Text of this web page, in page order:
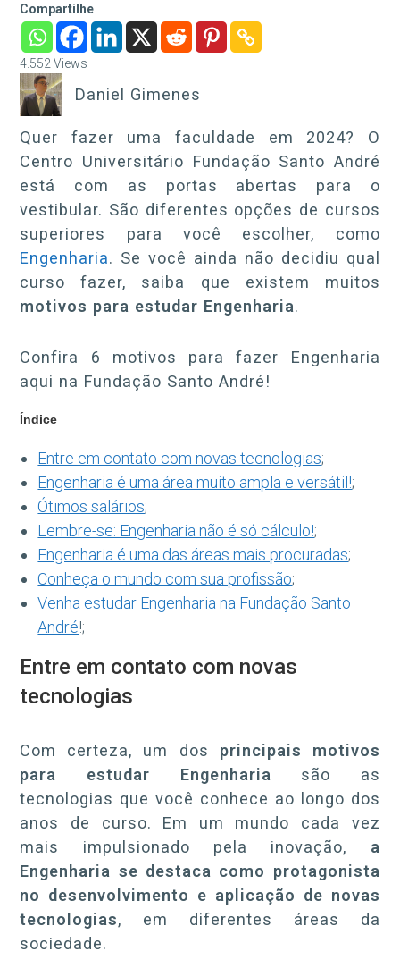
Compartilhe
4.552 Views
Daniel Gimenes
Quer fazer uma faculdade em 2024? O
Centro Universitário Fundação Santo André
está com as portas abertas para o
vestibular. São diferentes opções de cursos
superiores para você escolher, como
Engenharia. Se você ainda não decidiu qual
curso fazer, saiba que existem muitos
motivos para estudar Engenharia.
Confira 6 motivos para fazer Engenharia
aqui na Fundação Santo André!
Índice
Entre em contato com novas tecnologias;
Engenharia é uma área muito ampla e versátil!;
Ótimos salários;
Lembre-se: Engenharia não é só cálculo!;
Engenharia é uma das áreas mais procuradas;
Conheça o mundo com sua profissão;
Venha estudar Engenharia na Fundação Santo
André!;
Entre em contato com novas
tecnologias
Com certeza, um dos principais motivos
para estudar Engenharia são as
tecnologias que você conhece ao longo dos
anos de curso. Em um mundo cada vez
mais impulsionado pela inovação, a
Engenharia se destaca como protagonista
no desenvolvimento e aplicação de novas
tecnologias, em diferentes áreas da
sociedade.